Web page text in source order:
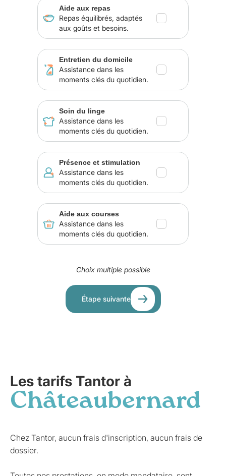
Aide aux repas
Repas équilibrés, adaptés
aux goûts et besoins.
Entretien du domicile
Assistance dans les
moments clés du quotidien.
Soin du linge
Assistance dans les
moments clés du quotidien.
Présence et stimulation
Assistance dans les
moments clés du quotidien.
Aide aux courses
Assistance dans les
moments clés du quotidien.
Choix multiple possible
Étape suivante
Les tarifs Tantor à
Châteaubernard
Chez Tantor, aucun frais d'inscription, aucun frais de
dossier.